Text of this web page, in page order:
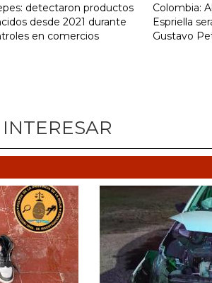
detectaron productos
desde 2021 durante
en comercios
Colombia:
Espriella
Gustavo